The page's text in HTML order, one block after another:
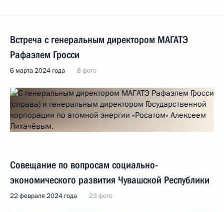
Встреча с генеральным директором МАГАТЭ
Рафаэлем Гросси
6 марта 2024 года 8 фото
Совещание по вопросам социально-
экономического развития Чувашской Республики
22 февраля 2024 года 23 фото